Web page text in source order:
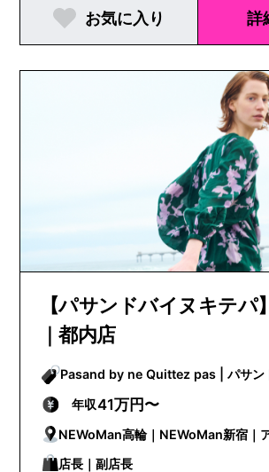
お気に入り 詳
【パサンドバイヌキテパ
｜都内店
Pasand by ne Quittez pas | パサンド バイ ヌキテ
パ年収41万円〜
NEWoMan高輪｜NEWoMan新宿｜
ルミネ有楽町
店長｜副店長